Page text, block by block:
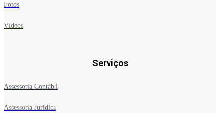
Fotos
Vídeos
Serviços
Assessoria Contábil
Assessoria Jurídica